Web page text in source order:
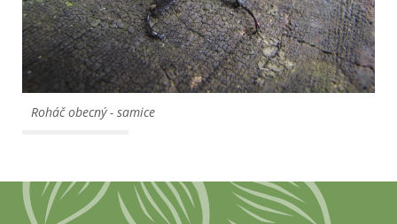
Roháč obecný - samice